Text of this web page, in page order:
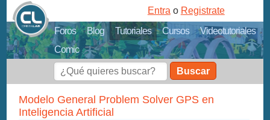
Foros Blog Tutoriales Cursos
Videotutoriales
Comic
Entra o Registrate
Buscar
Modelo General Problem Solver GPS en
Inteligencia Artificial